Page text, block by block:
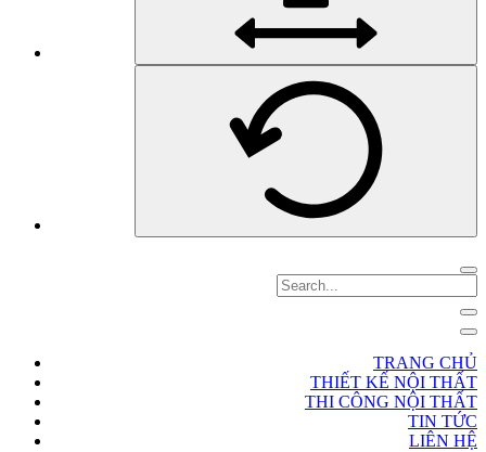
TRANG CHỦ
THIẾT KẾ NỘI THẤT
THI CÔNG NỘI THẤT
TIN TỨC
LIÊN HỆ